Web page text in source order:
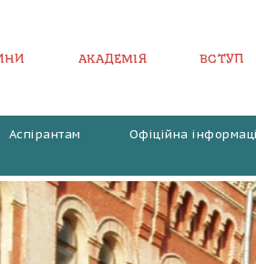
АКАДЕМІЯ ВСТУП
Аспірантам Офіційна